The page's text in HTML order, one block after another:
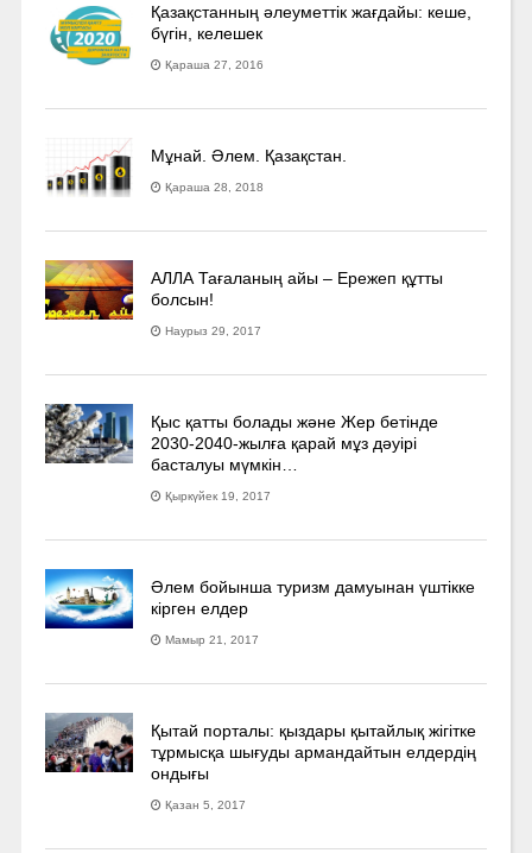
Қазақстанның әлеуметтік жағдайы: кеше,
бүгін, келешек
Қараша 27, 2016
Мұнай. Әлем. Қазақстан.
Қараша 28, 2018
АЛЛА Тағаланың айы – Ережеп құтты
болсын!
Наурыз 29, 2017
Қыс қатты болады және Жер бетінде
2030-2040­-жылға қарай мұз дәуірі
басталуы мүмкін…
Қыркүйек 19, 2017
Әлем бойынша туризм дамуынан үштікке
кірген елдер
Мамыр 21, 2017
Қытай порталы: қыздары қытайлық жігітке
тұрмысқа шығуды армандайтын елдердің
ондығы
Қазан 5, 2017